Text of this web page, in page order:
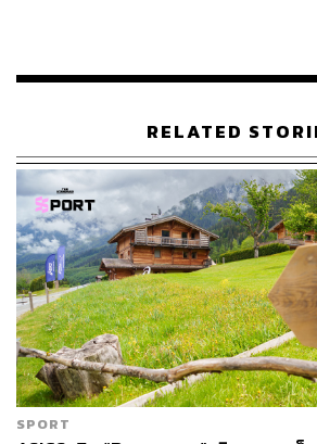
ดิน: เส้นทางและรองเท้า
เราเปรียบดินด้วยสภาพภูมิประเทศ พื้นดิ
กำลังจะไปวิ่ง การเช็กสิ่งเหล่านี้ล่วงหน้
หรือวันแข่ง ทำให้รู้ว่าตัวเองต้องเจอกับ
เขารู้เรา รบร้อยครั้งอย่างไรก็ชนะ ถึงแ
ไปรบรากับใคร แต่รู้ก่อนช่วยให้คุณรู้ว่าจ
เองอย่างไร วิ่งแบบไหน ช่วงไหนควรรักษ
ช่วงไหนปล่อยได้ปล่อย ซึ่งในแผ่นหมายเ
มักจะมีกราฟแสดงเส้นทางตามความสูง
คนมักละเลยจุดนี้แล้วไปตกม้าตายเอาห
อ่านกราฟให้เป็นนิสัย จะได้รู้ว่าตัวเองค
มาถึงเส้นชัยโดยไม่หมดแรงไปเสียก่อน
RELATED
SPORT